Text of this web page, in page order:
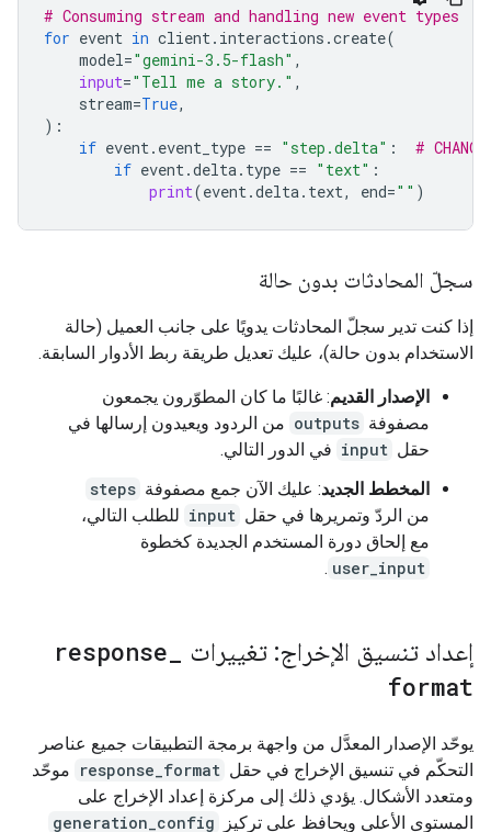
# Consuming stream and handling new event types
for event in client. interactions .create(
model="gemini-3.5-flash" ,
input="Tell me a story." ,
stream=True,
):
if event. event_type == "step.delta" :
#
if event.delta. type == "text" :
print(event.delta. text, end="" )
سجلّ المحادثات بدون حالة
إذا كنت تدير سجلّ المحادثات يدويًا على جانب العميل (حالة
الاستخدام بدون حالة)، عليك تعديل طريقة ربط الأدوار السابقة.
الإصدار القديم: غالبًا ما كان المطوّرون يجمعون
مصفوفة outputs من الردود ويعيدون إرسالها في
حقل input في الدور التالي.
المخطط الجديد: عليك الآن جمع مصفوفة steps
من الردّ وتمريرها في حقل input للطلب التالي،
مع إلحاق دورة المستخدم الجديدة كخطوة
user_input
.
إعداد تنسيق الإخراج: تغييرات response
format
يوحّد الإصدار المعدَّل من واجهة برمجة التطبيقات جميع عناصر
التحكّم في تنسيق الإخراج في حقل response_format موحّد
ومتعدد الأشكال. يؤدي ذلك إلى مركزة إعداد الإخراج على
المستوى الأعلى ويحافظ على تركيز
generation_config